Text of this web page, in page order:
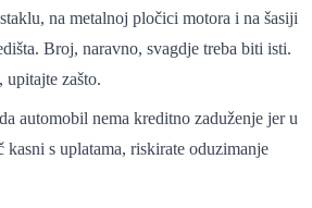
na metalnoj pločici motora i na šasiji
Broj, naravno, svagdje treba biti isti.
zašto.
automobil nema kreditno zaduženje jer u
kasni s uplatama, riskirate oduzimanje